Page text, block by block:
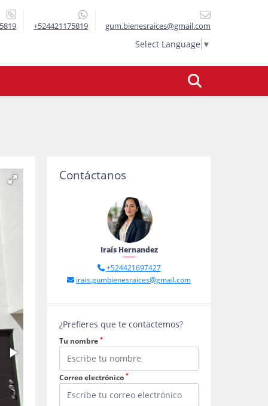
+524421175819 gum.bienesraices@gmail.com
Select Language ▼
Contáctanos
Iraís Hernandez
+524421697427
irais.gumbienesraices@gmail.com
¿Prefieres que te contactemos?
Tu nombre *
Correo electrónico *